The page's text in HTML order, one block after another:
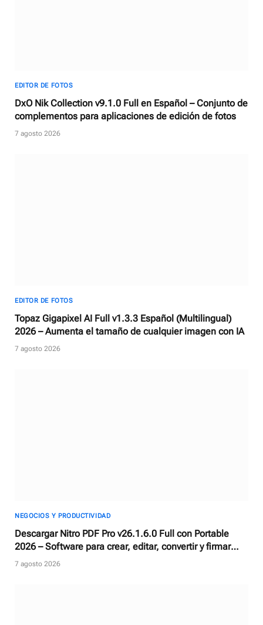
EDITOR DE FOTOS
DxO Nik Collection v9.1.0 Full en Español – Conjunto de
complementos para aplicaciones de edición de fotos
7 agosto 2026
EDITOR DE FOTOS
Topaz Gigapixel AI Full v1.3.3 Español (Multilingual)
2026 – Aumenta el tamaño de cualquier imagen con IA
7 agosto 2026
NEGOCIOS Y PRODUCTIVIDAD
Descargar Nitro PDF Pro v26.1.6.0 Full con Portable
2026 – Software para crear, editar, convertir y firmar
documentos PDF
7 agosto 2026